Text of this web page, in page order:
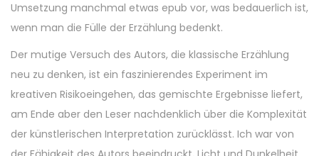
Umsetzung manchmal etwas epub vor, was bedauerlich ist,
wenn man die Fülle der Erzählung bedenkt.
Der mutige Versuch des Autors, die klassische Erzählung
neu zu denken, ist ein faszinierendes Experiment im
kreativen Risikoeingehen, das gemischte Ergebnisse liefert,
am Ende aber den Leser nachdenklich über die Komplexität
der künstlerischen Interpretation zurücklässt. Ich war von